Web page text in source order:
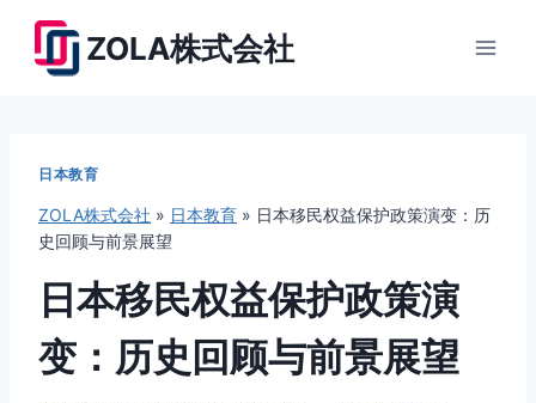
ZOLA株式会社
日本教育
ZOLA株式会社 » 日本教育 » 日本移民权益保护政策演变：历
史回顾与前景展望
日本移民权益保护政策演
变：历史回顾与前景展望